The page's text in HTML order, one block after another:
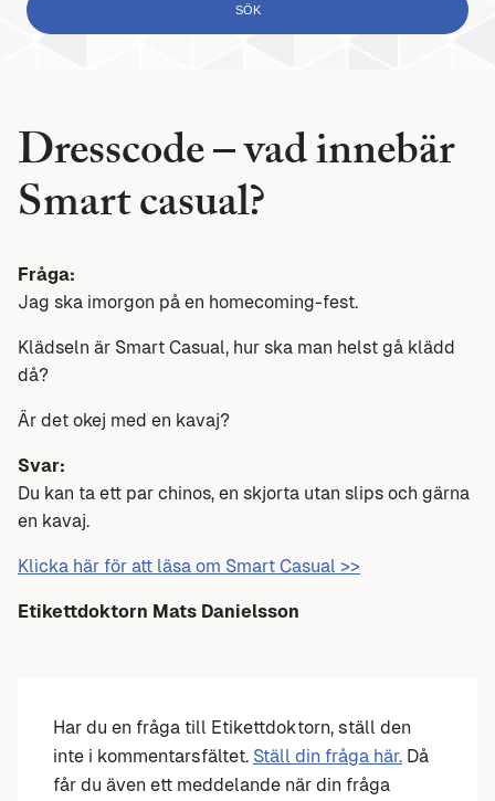
Dresscode – vad innebär
Smart casual?
Fråga:
Jag ska imorgon på en homecoming-fest.
Klädseln är Smart Casual, hur ska man helst gå klädd
då?
Är det okej med en kavaj?
Svar:
Du kan ta ett par chinos, en skjorta utan slips och gärna
en kavaj.
Klicka här för att läsa om Smart Casual >>
Etikettdoktorn Mats Danielsson
Har du en fråga till Etikettdoktorn, ställ den
inte i kommentarsfältet. Ställ din fråga här. Då
får du även ett meddelande när din fråga